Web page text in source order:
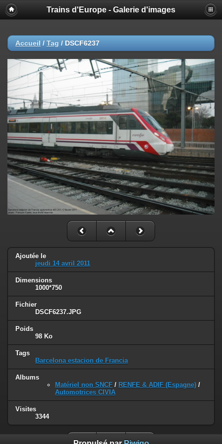
Trains d'Europe - Galerie d'images
Accueil / Tag / DSCF6237
Ajoutée le
jeudi 14 avril 2011
Dimensions
1000*750
Fichier
DSCF6237.JPG
Poids
98 Ko
Tags
Barcelona estacion de Francia
Albums
Matériel non SNCF / RENFE & ADIF (Espagne) /
Automotrices CIVIA
Visites
3344